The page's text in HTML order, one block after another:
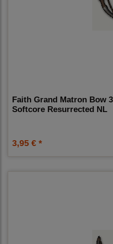
Faith Grand Matron Bow
Softcore Resurrected NL
3,95 € *